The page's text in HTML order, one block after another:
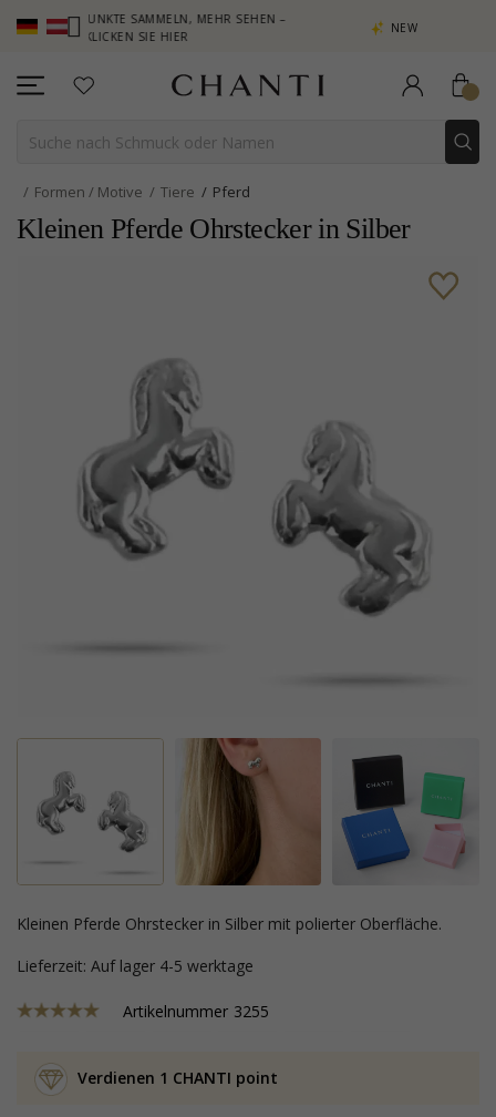
SAMMELN, MEHR SEHEN –
KLICKEN SIE HIER
NEW COLLECTION | AURA
Formen / Motive Tiere Pferd
Kleinen Pferde Ohrstecker in Silber
kleinen Pferde Ohrstecker in Silber mit polierter Oberfläche.
Lieferzeit: Auf lager 4-5 werktage
Artikelnummer 3255
Verdienen 1 CHANTI point